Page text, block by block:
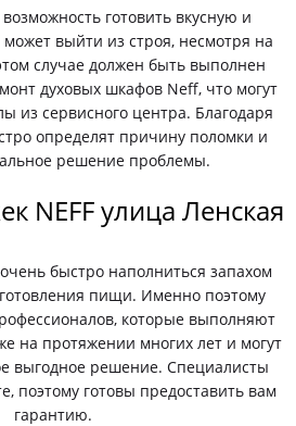
готовить вкусную и
выйти из строя, несмотря на
случае должен быть выполнен
духовых шкафов Neff, что могут
из сервисного центра. Благодаря
определят причину поломки и
решение проблемы.
NEFF улица Ленская
быстро наполниться запахом
пищи. Именно поэтому
которые выполняют
на протяжении многих лет и могут
выгодное решение. Специалисты
поэтому готовы предоставить вам
гарантию.